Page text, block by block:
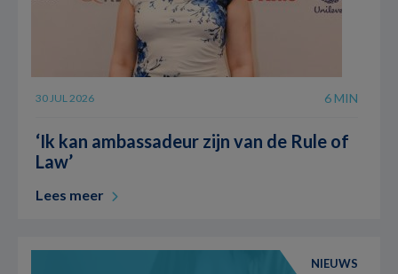
30 JUL 2026 6 MIN
‘Ik kan ambassadeur zijn van de Rule of
Law’
Lees meer
NIEUWS